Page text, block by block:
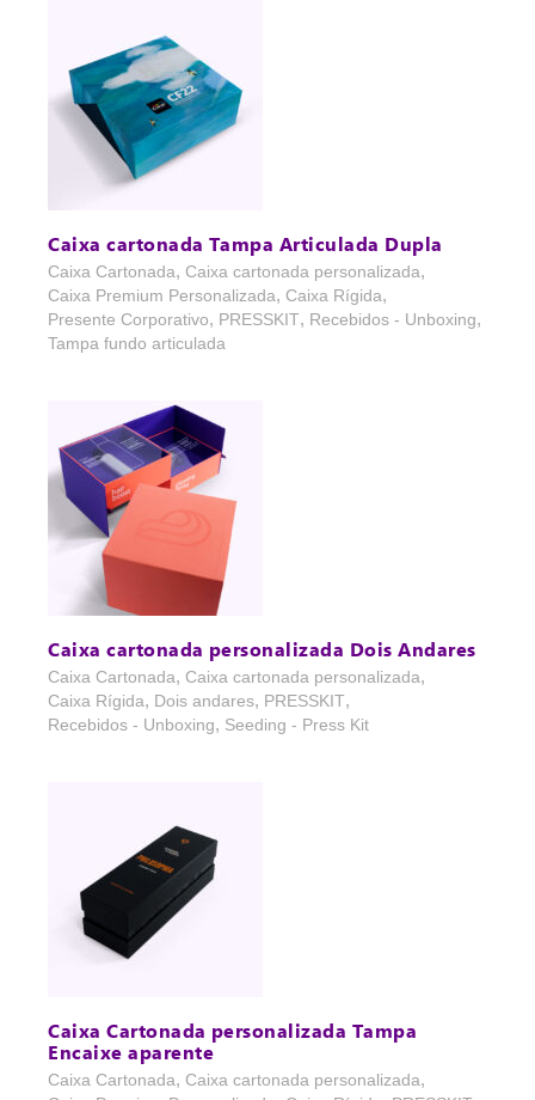
Caixa cartonada Tampa Articulada Dupla
Caixa Cartonada, Caixa cartonada personalizada,
Caixa Premium Personalizada, Caixa Rígida,
Presente Corporativo, PRESSKIT, Recebidos - Unboxing,
Tampa fundo articulada
Caixa cartonada personalizada Dois Andares
Caixa Cartonada, Caixa cartonada personalizada,
Caixa Rígida, Dois andares, PRESSKIT,
Recebidos - Unboxing, Seeding - Press Kit
Caixa Cartonada personalizada Tampa
Encaixe aparente
Caixa Cartonada, Caixa cartonada personalizada,